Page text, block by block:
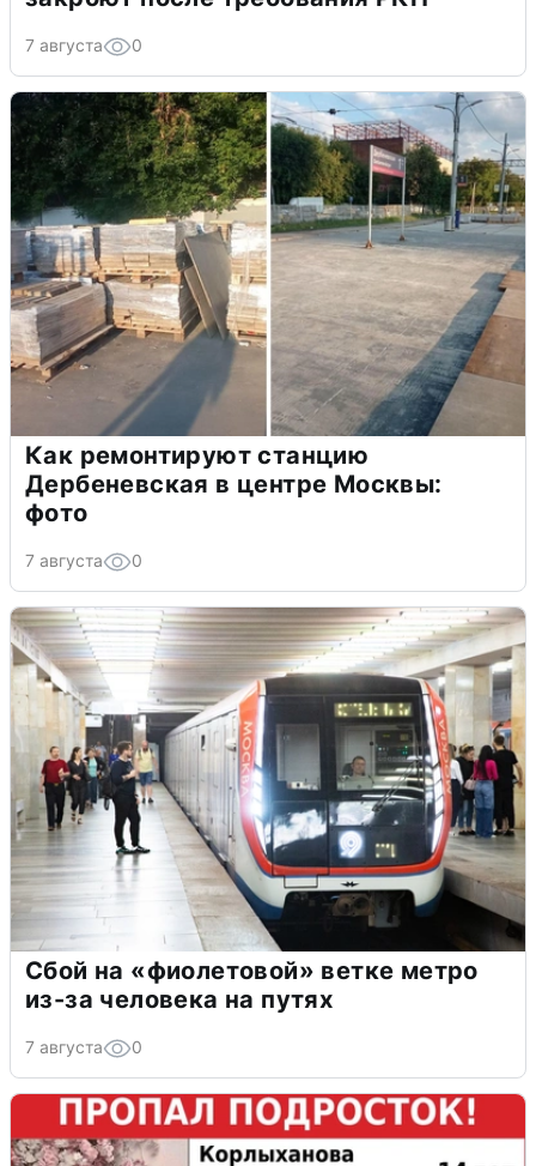
7 августа 0
Как ремонтируют станцию
Дербеневская в центре Москвы:
фото
7 августа 0
Сбой на «фиолетовой» ветке метро
из-за человека на путях
7 августа 0